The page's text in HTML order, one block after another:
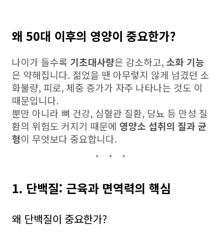
왜 50대 이후의 영양이 중요한가?
나이가 들수록 기초대사량은 감소하고,소화 기능
은 약해집니다. 젊었을 땐 아무렇지 않게 넘겼던 소
화불량, 피로, 체중 증가가 자주 나타나는 것도 이
때문입니다.
뿐만 아니라 뼈 건강, 심혈관 질환, 당뇨 등 만성 질
환의 위험도 커지기 때문에 영양소 섭취의 질과 균
형이 무엇보다 중요합니다.
1. 단백질: 근육과 면역력의 핵심
왜 단백질이 중요한가?